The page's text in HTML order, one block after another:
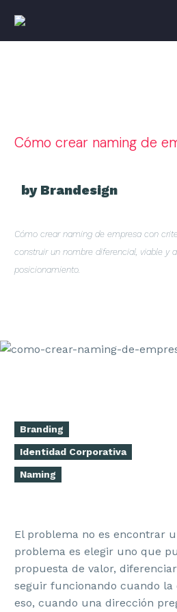
Cómo crear naming de
by Brandesign
Cómo crear naming de empresa con
construir un nombre diferencial, viable y
posicionamiento.
Branding
Identidad Corporativa
Naming
El problema no es encontrar
problema es elegir uno que
propuesta de valor,
seguir funcionando cuando la
eso, cuando una dirección